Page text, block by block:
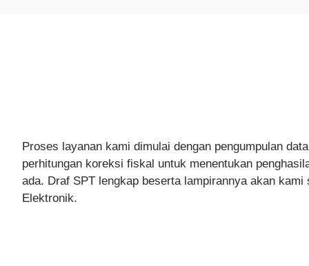
Proses layanan kami dimulai dengan pengumpulan
perhitungan koreksi fiskal untuk menentukan
ada. Draf SPT lengkap beserta lampirannya akan
Elektronik.